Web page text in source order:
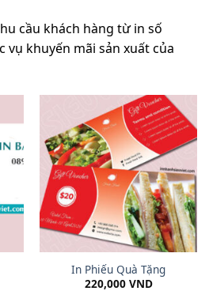
cầu khách hàng từ in số
vụ khuyến mãi sản xuất của
In Phiếu Quà Tặng
220,000 VND